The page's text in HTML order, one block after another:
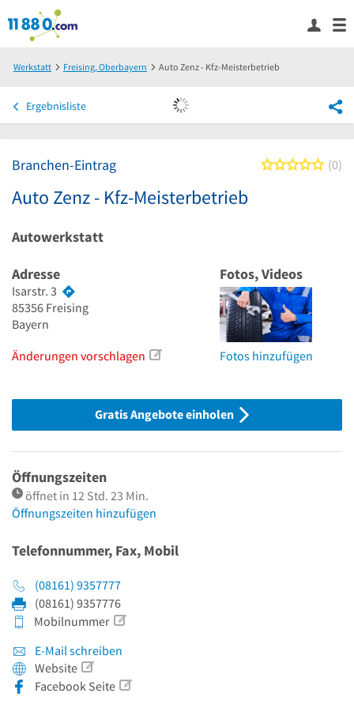
Werkstatt Freising, Oberbayern Auto Zenz - Kfz-Meisterbetrieb
Ergebnisliste
Branchen-Eintrag 00
Auto Zenz - Kfz-Meisterbetrieb
Autowerkstatt
Adresse
Isarstr. 3
85356 Freising
Bayern
Änderungen vorschlagen
Fotos, Videos
Fotos hinzufügen
Gratis Angebote einholen
Öffnungszeiten
öffnet in 12 Std. 23 Min.
Öffnungszeiten hinzufügen
Telefonnummer, Fax, Mobil
(08161) 9357777
(08161) 9357776
Mobilnummer
E-Mail schreiben
Website
Facebook Seite